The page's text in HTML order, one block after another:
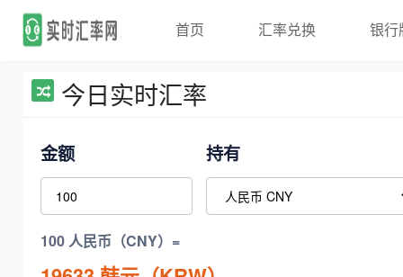
首页 汇率兑换 银行
今日实时汇率
金额 持有
100 人民币（CNY）=